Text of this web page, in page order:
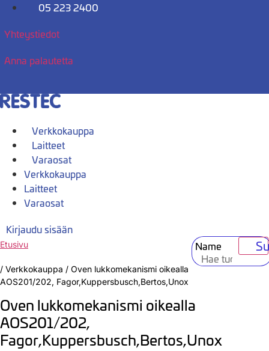
Mene
05 223 2400
Yhteystiedot
Anna palautetta
Verkkokauppa
Laitteet
Varaosat
Verkkokauppa
Laitteet
Varaosat
Kirjaudu sisään
Name
Etusivu
/ Verkkokauppa / Oven lukkomekanismi oikealla
AOS201/202, Fagor,Kuppersbusch,Bertos,Unox
Oven lukkomekanismi oikealla
AOS201/202,
Fagor,Kuppersbusch,Bertos,Unox